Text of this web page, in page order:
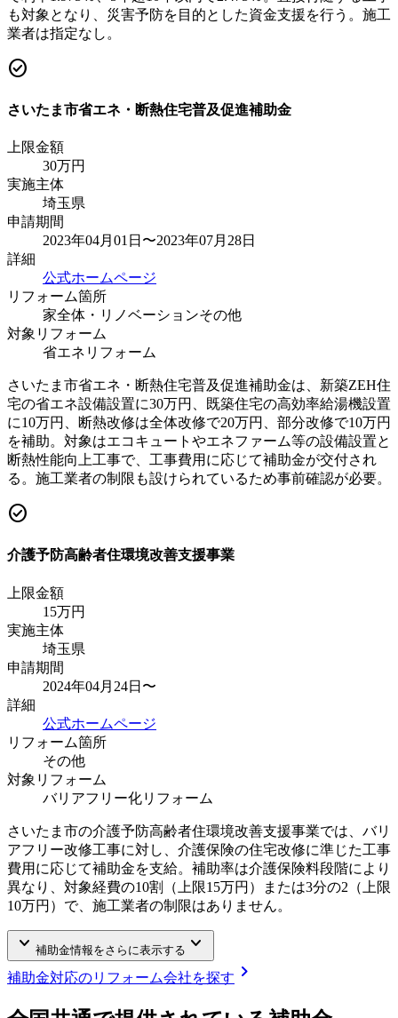
も対象となり、災害予防を目的とした資金支援を行う。施工
業者は指定なし。
check_circle
さいたま市省エネ・断熱住宅普及促進補助金
上限金額
30万円
実施主体
埼玉県
申請期間
2023年04月01日〜2023年07月28日
詳細
公式ホームページ
リフォーム箇所
家全体・リノベーションその他
対象リフォーム
省エネリフォーム
さいたま市省エネ・断熱住宅普及促進補助金は、新築ZEH住
宅の省エネ設備設置に30万円、既築住宅の高効率給湯機設置
に10万円、断熱改修は全体改修で20万円、部分改修で10万円
を補助。対象はエコキュートやエネファーム等の設備設置と
断熱性能向上工事で、工事費用に応じて補助金が交付され
る。施工業者の制限も設けられているため事前確認が必要。
check_circle
介護予防高齢者住環境改善支援事業
上限金額
15万円
実施主体
埼玉県
申請期間
2024年04月24日〜
詳細
公式ホームページ
リフォーム箇所
その他
対象リフォーム
バリアフリー化リフォーム
さいたま市の介護予防高齢者住環境改善支援事業では、バリ
アフリー改修工事に対し、介護保険の住宅改修に準じた工事
費用に応じて補助金を支給。補助率は介護保険料段階により
異なり、対象経費の10割（上限15万円）または3分の2（上限
10万円）で、施工業者の制限はありません。
keyboard_arrow_down 補助金情報をさらに表示する keyboard_arrow_down
補助金対応のリフォーム会社を探す chevron_right